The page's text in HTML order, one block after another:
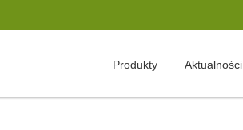
Produkty Aktualności